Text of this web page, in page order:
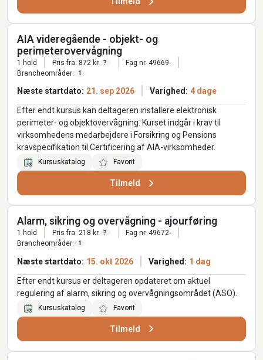
AIA videregående - objekt- og
perimeterovervågning
1 hold Pris fra: 872 kr. ?
Fag nr. 49669-
Brancheområder:
1
Næste startdato: 21. sep 2026 Varighed: 4 dage
Efter endt kursus kan deltageren installere elektronisk
perimeter- og objektovervågning. Kurset indgår i krav til
virksomhedens medarbejdere i Forsikring og Pensions
kravspecifikation til Certificering af AIA-virksomheder.
Kursuskatalog Favorit
Tilmeld
Alarm, sikring og overvågning - ajourføring
1 hold Pris fra: 218 kr. ?
Fag nr. 49672-
Brancheområder:
1
Næste startdato: 15. okt 2026 Varighed: 1 dag
Efter endt kursus er deltageren opdateret om aktuel
regulering af alarm, sikring og overvågningsområdet (ASO).
Kursuskatalog Favorit
Tilmeld